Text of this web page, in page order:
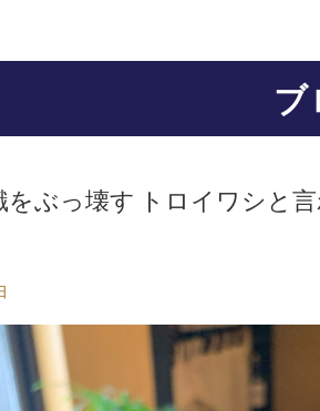
ブ
をぶっ壊す️ トロイワシと